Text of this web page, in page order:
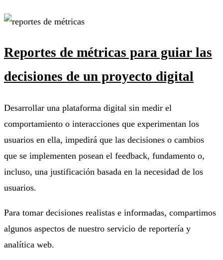
Reportes de métricas para guiar las
decisiones de un proyecto digital
Desarrollar una plataforma digital sin medir el
comportamiento o interacciones que experimentan los
usuarios en ella, impedirá que las decisiones o cambios
que se implementen posean el feedback, fundamento o,
incluso, una justificación basada en la necesidad de los
usuarios.
Para tomar decisiones realistas e informadas, compartimos
algunos aspectos de nuestro servicio de reportería y
analítica web.